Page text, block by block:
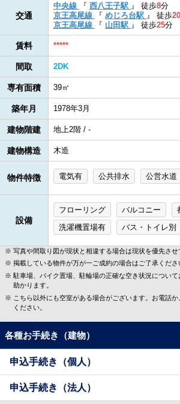
交通
中央線 『 西八王子駅 』 徒歩8分
京王高尾線
『 めじろ台駅 』 徒歩20
京王高尾線
『 山田駅 』 徒歩25分
賃料 *****
間取 2DK
専有面積 39㎡
築年月 1978年3月
建物階建 地上2階 / -
建物構造 木造
物件特徴 電気有 公共排水 公営水道
設備
フローリング バルコニー
洗濯機置場有
バス・トイレ別
写真や間取り図が現状と相違する場合は現状を優先させ
掲載している物件が万が一ご成約の場合はご了承くださ
駐車場、バイク置場、駐輪場の正確な空き状況につい
助かります。
こちら以外にも空室がある場合がございます。お電話
ください。
各種お手続き（建物）
申込手続き（個人）
申込手続き（法人）